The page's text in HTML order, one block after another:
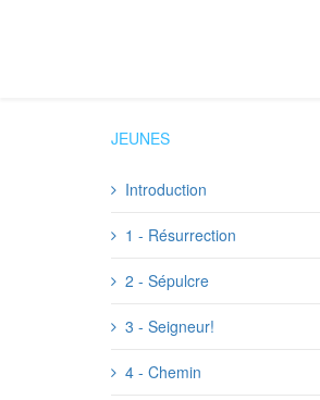
JEUNES
Introduction
1 - Résurrection
2 - Sépulcre
3 - Seigneur!
4 - Chemin